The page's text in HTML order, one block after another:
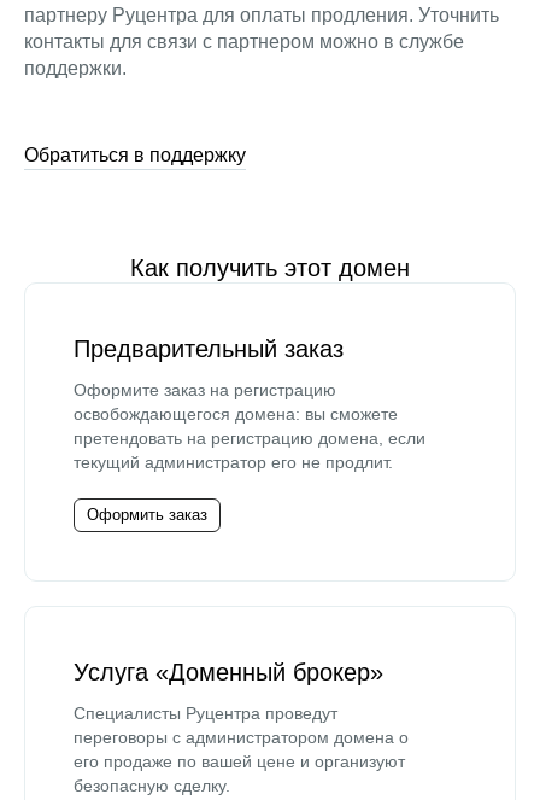
партнеру Руцентра для оплаты продления. Уточнить
контакты для связи с партнером можно в службе
поддержки.
Обратиться в поддержку
Как получить этот домен
Предварительный заказ
Оформите заказ на регистрацию
освобождающегося домена: вы сможете
претендовать на регистрацию домена, если
текущий администратор его не продлит.
Оформить заказ
Услуга «Доменный брокер»
Специалисты Руцентра проведут
переговоры с администратором домена о
его продаже по вашей цене и организуют
безопасную сделку.